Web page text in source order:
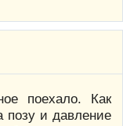
поехало. Как
позу и давление